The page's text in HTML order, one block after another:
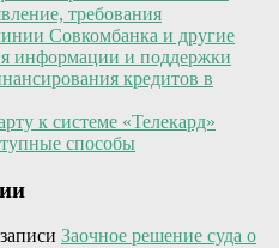
требования
Совкомбанка и другие
информации и поддержки
кредитов в
к системе «Телекард»
способы
Заочное решение суда о